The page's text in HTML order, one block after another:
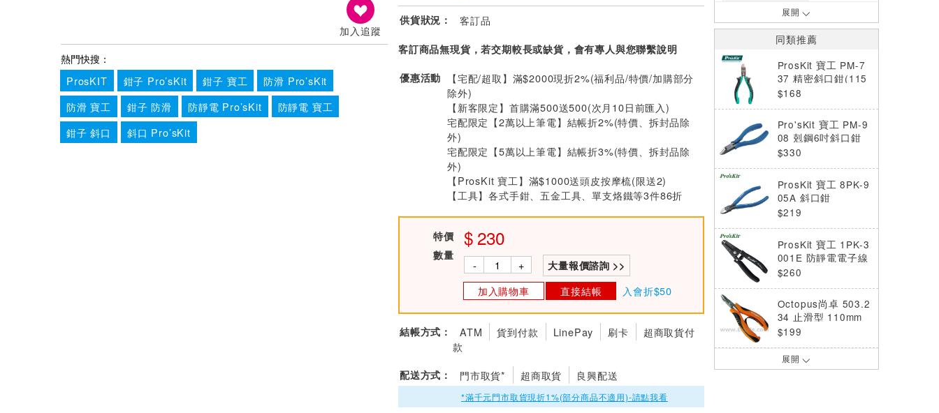
加入追蹤
熱門快搜：
ProsKIT
鉗子 Pro’sKit 鉗子 寶工
防滑 Pro’sKit
防滑 寶工
鉗子 防滑 防靜電 Pro’sKit
防靜電 寶工
鉗子 斜口
斜口 Pro’sKit
供貨狀況： 客訂品
客訂商品無現貨，若交期較長或缺貨，會有專人與您聯繫說明
優惠活動
【宅配/超取】滿$2000現折2%(福利品/特價/加購部分
除外)
【新客限定】首購滿500送500(次月10日前匯入)
宅配限定【2萬以上筆電】結帳折2%(特價、拆封品除
外)
宅配限定【5萬以上筆電】結帳折3%(特價、拆封品除
外)
【ProsKit 寶工】滿$1000送頭皮按摩梳(限送2)
【工具】各式手鉗、五金工具、單支烙鐵等3件86折
特價 230
數量
- + 大量報價諮詢 >>
加入購物車 直接結帳 入會折$50
結帳方式： ATM 貨到付款 LinePay 刷卡
超商取貨付
款
配送方式： 門市取貨* 超商取貨 良興配送
*滿千元門市取貨現折1%(部分商品不適用)-請點我看
台中英才店
嘉南地區
高雄中華店
高雄鳳山店
網路訂購
*庫存數量：網路訂購(0)、少量庫存
*門市庫存以店內實際數量為準，可使
用專人服務或撥打門市電話洽詢。
展開
同類推薦
ProsKit 寶工 PM-7
37 精密斜口鉗(115
mm)
$168
Pro'sKit 寶工 PM-9
08 剋鋼6吋斜口鉗
$330
ProsKit 寶工 8PK-9
05A 斜口鉗
$219
ProsKit 寶工 1PK-3
001E 防靜電電子線
剝皮鉗
$260
Octopus尚卓 503.2
34 止滑型 110mm
斜口鉗
$199
ProsKit 寶工 PM-9
展開